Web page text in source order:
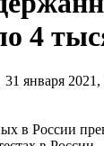
4
января 2021,